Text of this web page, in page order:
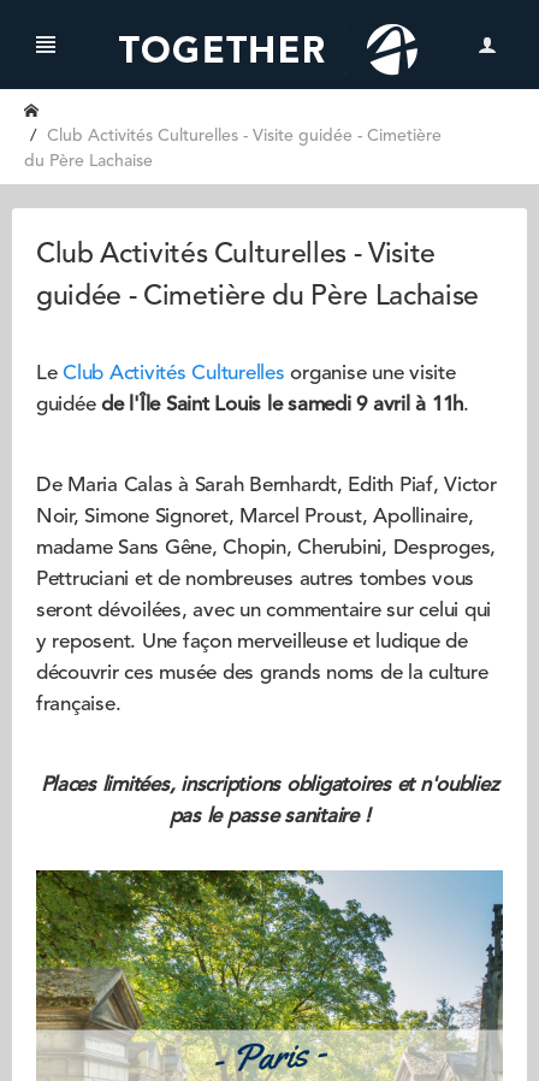
Club Activités Culturelles - Visite guidée - Cimetière
du Père Lachaise
Club Activités Culturelles - Visite
guidée - Cimetière du Père Lachaise
LeClub Activités Culturelles organise une visite
guidéede l'Île Saint Louis le samedi 9 avril à 11h.
De Maria Calas à Sarah Bernhardt, Edith Piaf, Victor
Noir, Simone Signoret, Marcel Proust, Apollinaire,
madame Sans Gêne, Chopin, Cherubini, Desproges,
Pettruciani et de nombreuses autres tombes vous
seront dévoilées, avec un commentaire sur celui qui
y reposent. Une façon merveilleuse et ludique de
découvrir ces musée des grands noms de la culture
française.
Places limitées, inscriptions obligatoires et n'oubliez
pas le passe sanitaire !